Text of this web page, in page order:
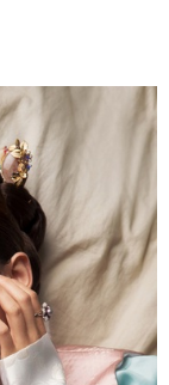
新华广播
返回PC